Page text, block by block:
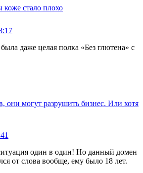
коже стало плохо
даже целая полка «Без глютена» с
они могут разрушить бизнес. Или хотя
один в один! Но данный домен
от слова вообще, ему было 18 лет.